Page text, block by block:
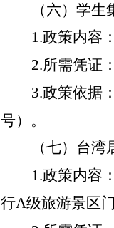
（六）学
1.政策内容
2.所需凭证
3.政策依据
号）。
（七）台
1.政策内容
行A级旅游景区